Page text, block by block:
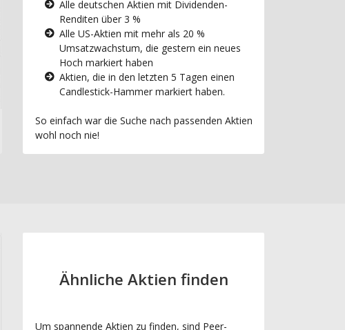
Alle deutschen Aktien mit Dividenden-
Renditen über 3 %
Alle US-Aktien mit mehr als 20 %
Umsatzwachstum, die gestern ein neues
Hoch markiert haben
Aktien, die in den letzten 5 Tagen einen
Candlestick-Hammer markiert haben.
So einfach war die Suche nach passenden Aktien
wohl noch nie!
Ähnliche Aktien finden
Um spannende Aktien zu finden, sind Peer-